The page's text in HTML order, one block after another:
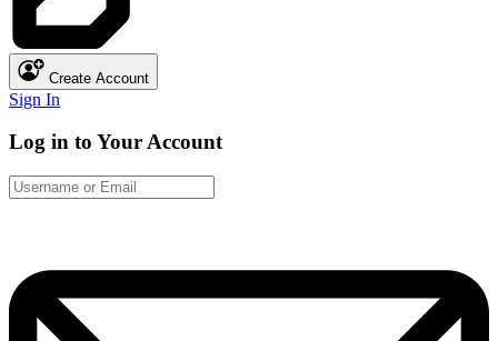
Create Account
Sign In
Log in to Your Account